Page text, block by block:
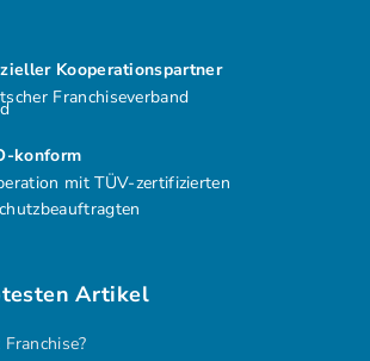
konform
mit TÜV-zertifizierten
Kooperationspartner
Franchiseverband
Artikel